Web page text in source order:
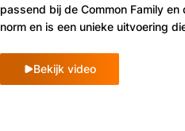
passend bij de Common Family
norm en is een unieke uitvoering
Bekijk video